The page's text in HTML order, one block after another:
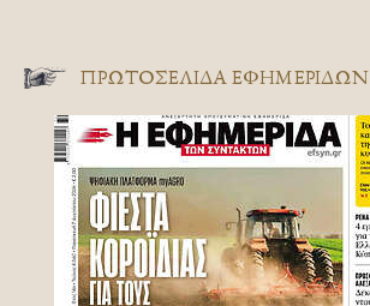
ΠΡΩΤΟΣΈΛΙΔΑ ΕΦΗΜΕΡΊΔΩΝ